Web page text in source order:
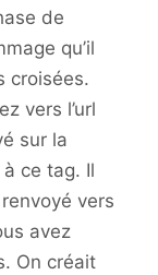
de
qu’il
croisées.
vers l’url
sur la
ce tag. Il
vers
avez
On créait